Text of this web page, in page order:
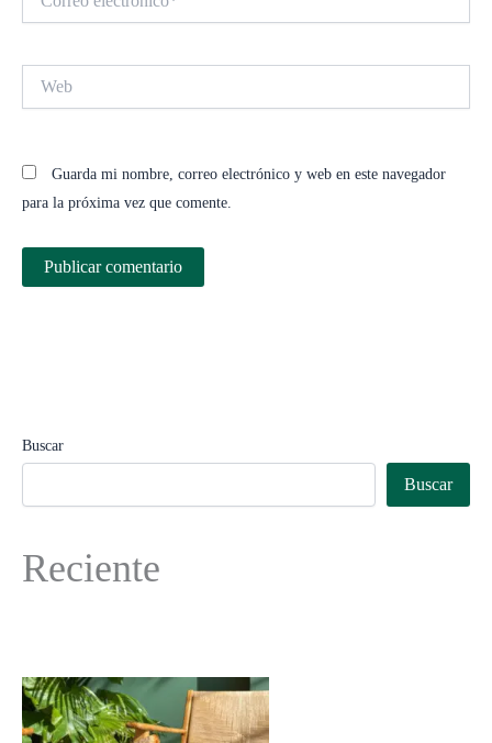
electrónico*
Guarda mi nombre, correo electrónico y web en este navegador
para la próxima vez que comente.
Buscar
Buscar
Reciente